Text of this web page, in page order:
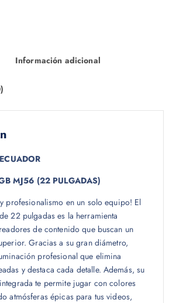
Información adicional
MJ56 (22 PULGADAS)
profesionalismo en un solo equipo! El
22 pulgadas es la herramienta
de contenido que buscan un
Gracias a su gran diámetro,
profesional que elimina
y destaca cada detalle. Además, su
te permite jugar con colores
atmósferas épicas para tus videos,